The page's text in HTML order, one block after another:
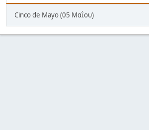
Cinco de Mayo (05 Μαΐου)